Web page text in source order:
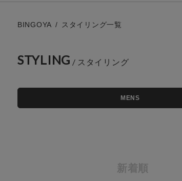
アイテ
ブランド
BINGOYA スタイリング一覧
STYLING
MENS
新着順